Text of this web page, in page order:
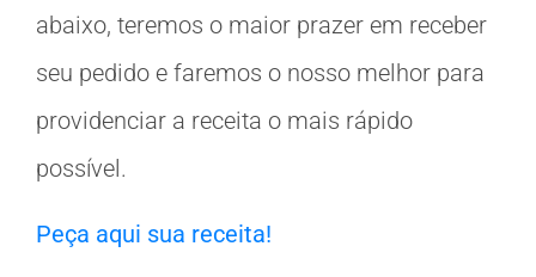
abaixo, teremos o maior prazer em receber
seu pedido e faremos o nosso melhor para
providenciar a receita o mais rápido
possível.
Peça aqui sua receita!